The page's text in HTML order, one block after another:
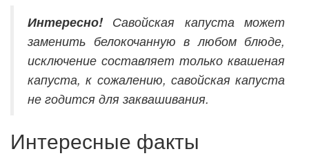
Интересно!Савойская капуста может
заменить белокочанную в любом блюде,
исключение составляет только квашеная
капуста, к сожалению, савойская капуста
не годится для заквашивания.
Интересные факты